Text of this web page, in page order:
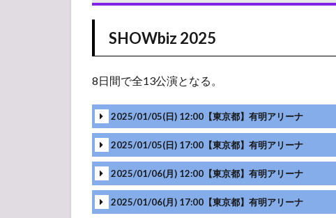
SHOWbiz 2025
8日間で全13公演となる。
2025/01/05(日) 12:00【東京都】有明アリーナ
2025/01/05(日) 17:00【東京都】有明アリーナ
2025/01/06(月) 12:00【東京都】有明アリーナ
2025/01/06(月) 17:00【東京都】有明アリーナ